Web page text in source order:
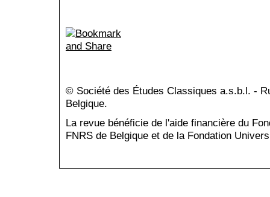
© Société des Études Classiques a.s.b.l. -
Belgique.
La revue bénéficie de l'aide financière du
FNRS de Belgique et de la Fondation